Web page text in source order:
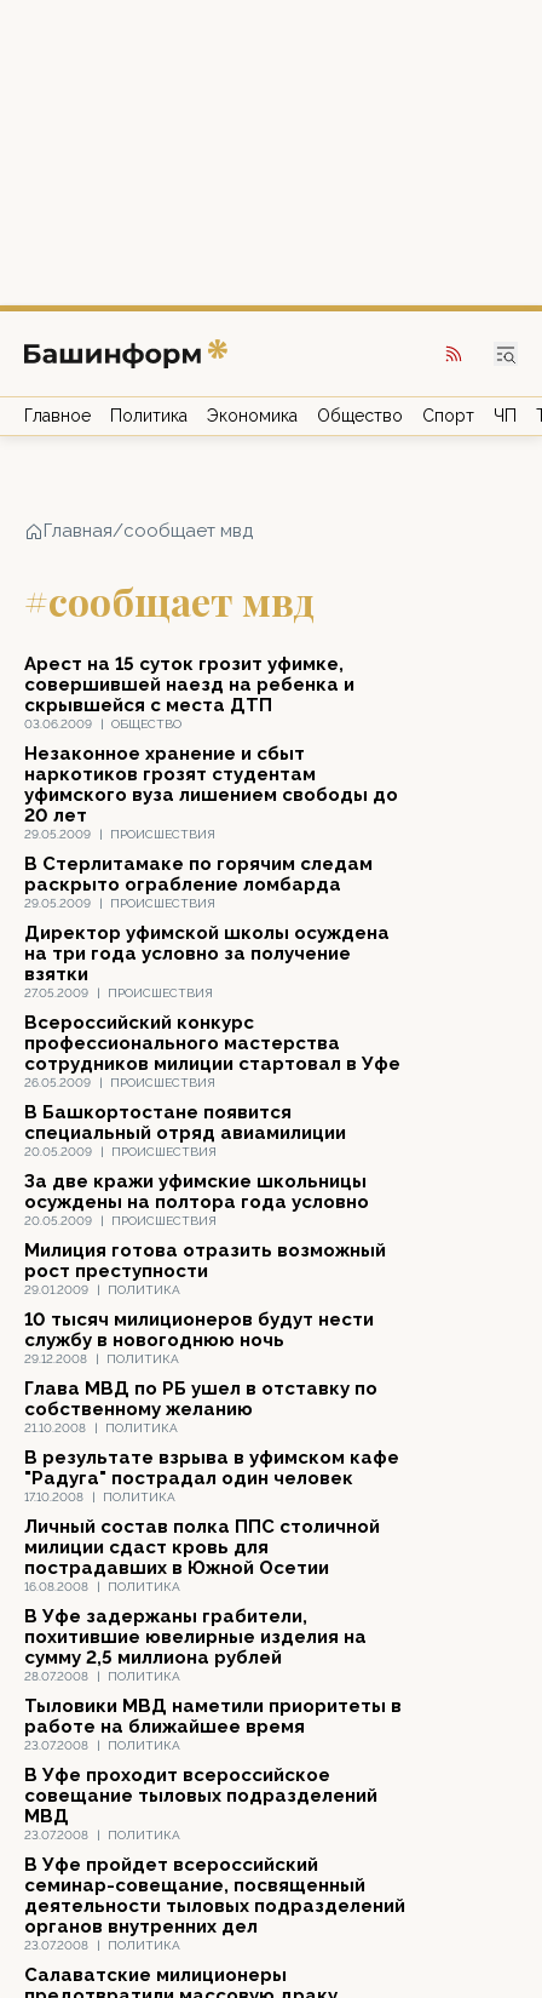
Главное Политика Экономика Общество Спорт ЧП
Главная/сообщает мвд
#сообщает мвд
03.06.2009 | ОБЩЕСТВО
Арест на 15 суток грозит уфимке,
совершившей наезд на ребенка и
скрывшейся с места ДТП
29.05.2009 | ПРОИСШЕСТВИЯ
Незаконное хранение и сбыт
наркотиков грозят студентам
уфимского вуза лишением свободы до
20 лет
29.05.2009 | ПРОИСШЕСТВИЯ
В Стерлитамаке по горячим следам
раскрыто ограбление ломбарда
27.05.2009 | ПРОИСШЕСТВИЯ
Директор уфимской школы осуждена
на три года условно за получение
взятки
26.05.2009 | ПРОИСШЕСТВИЯ
Всероссийский конкурс
профессионального мастерства
сотрудников милиции стартовал в Уфе
20.05.2009 | ПРОИСШЕСТВИЯ
В Башкортостане появится
специальный отряд авиамилиции
20.05.2009 | ПРОИСШЕСТВИЯ
За две кражи уфимские школьницы
осуждены на полтора года условно
29.01.2009 | ПОЛИТИКА
Милиция готова отразить возможный
рост преступности
29.12.2008 | ПОЛИТИКА
10 тысяч милиционеров будут нести
службу в новогоднюю ночь
21.10.2008 | ПОЛИТИКА
Глава МВД по РБ ушел в отставку по
собственному желанию
17.10.2008 | ПОЛИТИКА
В результате взрыва в уфимском кафе
"Радуга" пострадал один человек
16.08.2008 | ПОЛИТИКА
Личный состав полка ППС столичной
милиции сдаст кровь для
пострадавших в Южной Осетии
28.07.2008 | ПОЛИТИКА
В Уфе задержаны грабители,
похитившие ювелирные изделия на
сумму 2,5 миллиона рублей
23.07.2008 | ПОЛИТИКА
Тыловики МВД наметили приоритеты в
работе на ближайшее время
23.07.2008 | ПОЛИТИКА
В Уфе проходит всероссийское
совещание тыловых подразделений
МВД
23.07.2008 | ПОЛИТИКА
В Уфе пройдет всероссийский
семинар-совещание, посвященный
деятельности тыловых подразделений
органов внутренних дел
Салаватские милиционеры